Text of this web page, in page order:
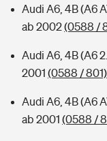
Audi A6, 4B (A6
ab 2002(0588 /
Audi A6, 4B (A6
2001 (0588 / 801)
Audi A6, 4B (A6
ab 2001 (0588 /